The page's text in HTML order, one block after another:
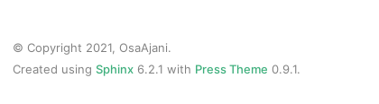
© Copyright 2021, OsaAjani.
Created using Sphinx 6.2.1 with Press Theme 0.9.1.